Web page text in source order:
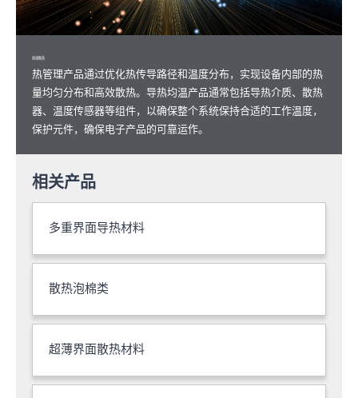
绝缘散热
热管理产品通过优化热传导路径和温度分布，实现设备内部的热
量均匀分布和高效散热。导热均温产品通常包括导热介质、散热
器、温度传感器等组件，以确保整个系统保持合适的工作温度，
保护元件，确保电子产品的可靠运作。
相关产品
多重界面导热材料
散热泡棉类
超薄界面散热材料